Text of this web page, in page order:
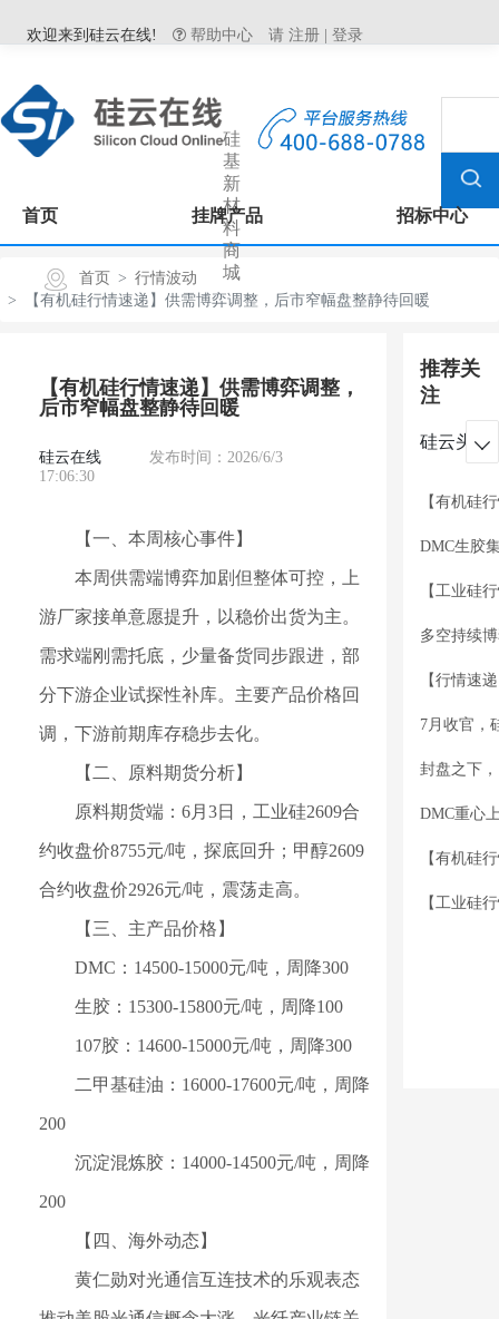
欢迎来到硅云在线! 帮助中心 请 注册 登录
硅
基
新
材
料
商
城
首页 挂牌产品 招标中心
首页
行情波动
【有机硅行情速递】供需博弈调整，后市窄幅盘整静待回暖
【有机硅行情速递】供需博弈调整，
后市窄幅盘整静待回暖
硅云在线
发布时间：2026/6/3
17:06:30
【一、本周核心事件】
本周供需端博弈加剧但整体可控，上
游厂家接单意愿提升，以稳价出货为主。
需求端刚需托底，少量备货同步跟进，部
分下游企业试探性补库。主要产品价格回
调，下游前期库存稳步去化。
【二、原料期货分析】
原料期货端：6月3日，工业硅2609合
约收盘价8755元/吨，探底回升；甲醇2609
合约收盘价2926元/吨，震荡走高。
【三、主产品价格】
DMC：14500-15000元/吨，周降300
生胶：15300-15800元/吨，周降100
107胶：14600-15000元/吨，周降300
二甲基硅油：16000-17600元/吨，周降
200
沉淀混炼胶：14000-14500元/吨，周降
200
【四、海外动态】
黄仁勋对光通信互连技术的乐观表态
推荐关
注
硅云头条

DMC生胶
7月收官，
封盘之下
DMC重心